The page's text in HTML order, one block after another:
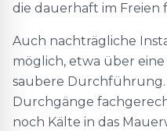
die dauerhaft im Freien
Auch nachträgliche
möglich, etwa über
saubere Durchführung.
Durchgänge
noch Kälte in das